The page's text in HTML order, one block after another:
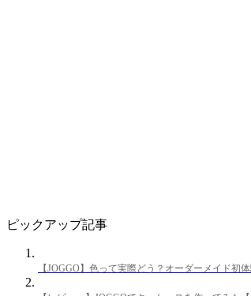
ピックアップ記事
【JOGGO】色って実際どう？オーダーメイド初体